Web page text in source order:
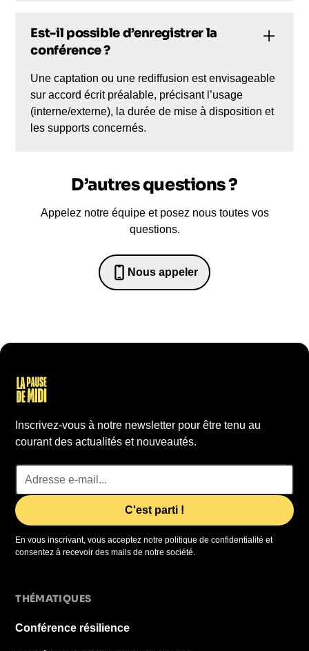
Est-il possible d’enregistrer la
conférence ?
Une captation ou une rediffusion est envisageable
sur accord écrit préalable, précisant l’usage
(interne/externe), la durée de mise à disposition et
les supports concernés.
D’autres questions ?
Appelez notre équipe et posez nous toutes vos
questions.
Nous appeler
0652698481
Inscrivez-vous à notre newsletter pour être tenu au
courant des actualités et nouveautés.
En vous inscrivant, vous acceptez notre politique de confidentialité et
consentez à recevoir des mails de notre société.
THÉMATIQUES
Conférence résilience